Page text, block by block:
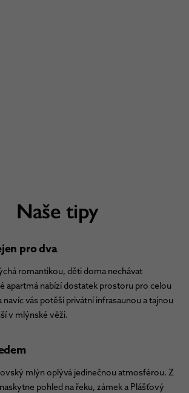
Naše tipy
pro dva
romantikou, děti doma nechávat
apartmá nabízí dostatek prostoru pro celou
navíc vás potěší privátní infrasaunou a tajnou
v mlýnské věži.
mlýn oplývá jedinečnou atmosférou. Z
pohled na řeku, zámek a Plášťový